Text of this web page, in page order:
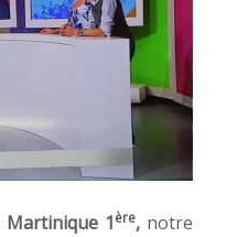
Martinique 1ère, notre